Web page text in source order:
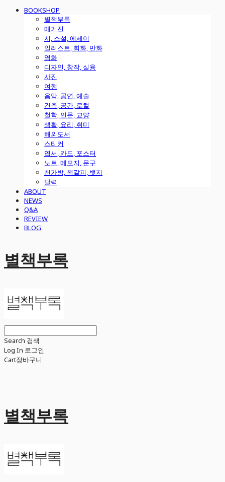
BOOKSHOP
별책부록
매거진
시, 소설, 에세이
일러스트, 회화, 만화
영화
디자인, 창작, 실용
사진
여행
음악, 공연, 예술
건축, 공간, 로컬
철학, 인문, 교양
생활, 요리, 취미
해외도서
스티커
엽서, 카드, 포스터
노트, 메모지, 문구
천가방, 책갈피, 뱃지
달력
ABOUT
NEWS
Q&A
REVIEW
BLOG
별책부록
Search 검색
Log In 로그인
Cart장바구니
별책부록